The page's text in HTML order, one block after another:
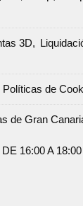
3D
Políticas de
de Gran
16:00 A 18:00